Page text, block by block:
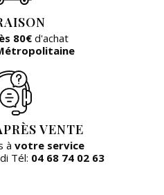
80€ d'achat
VENTE
à votre service
Tél: 04 68 74 02 63